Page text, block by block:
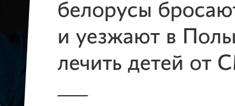
белорусы
и уезжают в
лечить детей от